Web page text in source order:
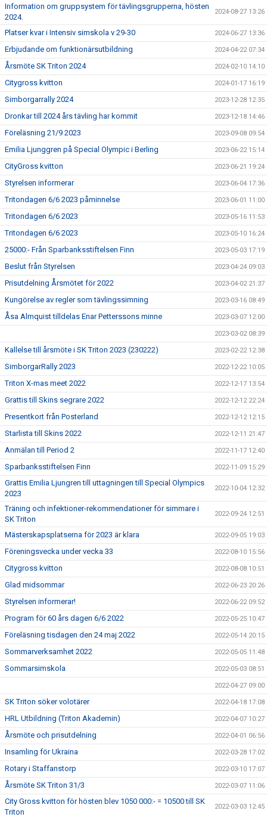
Information om gruppsystem för tävlingsgrupperna, hösten
2024.
2024-08-27 13:26
Platser kvar i Intensiv simskola v 29-30 2024-06-27 13:36
Erbjudande om funktionärsutbildning 2024-04-22 07:34
Årsmöte SK Triton 2024 2024-02-10 14:10
Citygross kvitton 2024-01-17 16:19
Simborgarrally 2024 2023-12-28 12:35
Dronkar till 2024 års tävling har kommit 2023-12-18 14:46
Föreläsning 21/9 2023 2023-09-08 09:54
Emilia Ljunggren på Special Olympic i Berling 2023-06-22 15:14
CityGross kvitton 2023-06-21 19:24
Styrelsen informerar 2023-06-04 17:36
Tritondagen 6/6 2023 påminnelse 2023-06-01 11:00
Tritondagen 6/6 2023 2023-05-16 11:53
Tritondagen 6/6 2023 2023-05-10 16:24
25000:- Från Sparbanksstiftelsen Finn 2023-05-03 17:19
Beslut från Styrelsen 2023-04-24 09:03
Prisutdelning Årsmötet för 2022 2023-04-02 21:37
Kungörelse av regler som tävlingssimning 2023-03-16 08:49
Åsa Almquist tilldelas Enar Petterssons minne 2023-03-07 12:00
2023-03-02 08:39
Kallelse till årsmöte i SK Triton 2023 (230222) 2023-02-22 12:38
SimborgarRally 2023 2022-12-22 10:05
Triton X-mas meet 2022 2022-12-17 13:54
Grattis till Skins segrare 2022 2022-12-12 22:24
Presentkort från Posterland 2022-12-12 12:15
Starlista till Skins 2022 2022-12-11 21:47
Anmälan till Period 2 2022-11-17 12:40
Sparbanksstiftelsen Finn 2022-11-09 15:29
Grattis Emilia Ljungren till uttagningen till Special Olympics
2023
2022-10-04 12:32
Träning och infektioner-rekommendationer för simmare i
SK Triton
2022-09-24 12:51
Mästerskapsplatserna för 2023 är klara 2022-09-05 19:03
Föreningsvecka under vecka 33 2022-08-10 15:56
Citygross kvitton 2022-08-08 10:51
Glad midsommar 2022-06-23 20:26
Styrelsen informerar! 2022-06-22 09:52
Program för 60 års dagen 6/6 2022 2022-05-25 10:47
Föreläsning tisdagen den 24 maj 2022 2022-05-14 20:15
Sommarverksamhet 2022 2022-05-05 11:48
Sommarsimskola 2022-05-03 08:51
2022-04-27 09:00
SK Triton söker volotärer 2022-04-18 17:08
HRL Utbildning (Triton Akademin) 2022-04-07 10:27
Årsmöte och prisutdelning 2022-04-01 06:56
Insamling för Ukraina 2022-03-28 17:02
Rotary i Staffanstorp 2022-03-10 17:07
Årsmöte SK Triton 31/3 2022-03-07 11:06
City Gross kvitton för hösten blev 1050 000:- = 10500 till SK
Triton
2022-03-03 12:45